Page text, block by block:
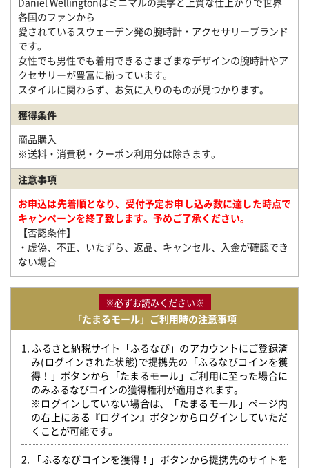
各国のファンから
愛されているスウェーデン発の腕時計・アクセサリーブランド
です。
女性でも男性でも着用できるさまざまなデザインの腕時計やア
クセサリーが豊富に揃っています。
スタイルに関わらず、お気に入りのものが見つかります。
獲得条件
商品購入
※送料・消費税・クーポン利用分は除きます。
注意事項
お申込は先着順となり、受付予定お申し込み数に達した時点で
キャンペーンを終了致します。予めご了承ください。
【否認条件】
・虚偽、不正、いたずら、返品、キャンセル、入金が確認でき
ない場合
※必ずお読みください※
「たまるモール」ご利用時の注意事項
1. ふるさと納税サイト「ふるなび」のアカウントにご登録済
み(ログインされた状態)で提携先の「ふるなびコインを獲
得！」ボタンから「たまるモール」ご利用に至った場合に
のみふるなびコインの獲得権利が適用されます。
※ログインしていない場合は、「たまるモール」ページ内
の右上にある『ログイン』ボタンからログインしていただ
くことが可能です。
2. 「ふるなびコインを獲得！」ボタンから提携先のサイトを